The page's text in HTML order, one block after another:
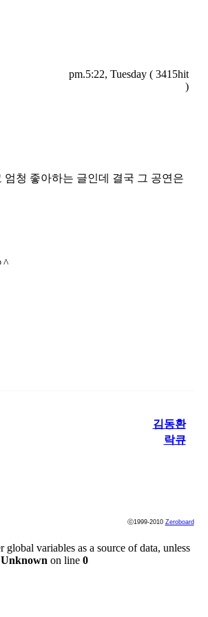
pm.5:22, Tuesday ( 3415hit
)
청 좋아하는 글인데 결국 그 공연은
^
김동환
락큐
ⓒ1999-2010 Zeroboard
variables as a source of data, unless
Unknown on line 0